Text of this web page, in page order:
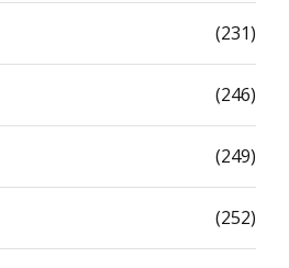
(231)
(246)
(249)
(252)